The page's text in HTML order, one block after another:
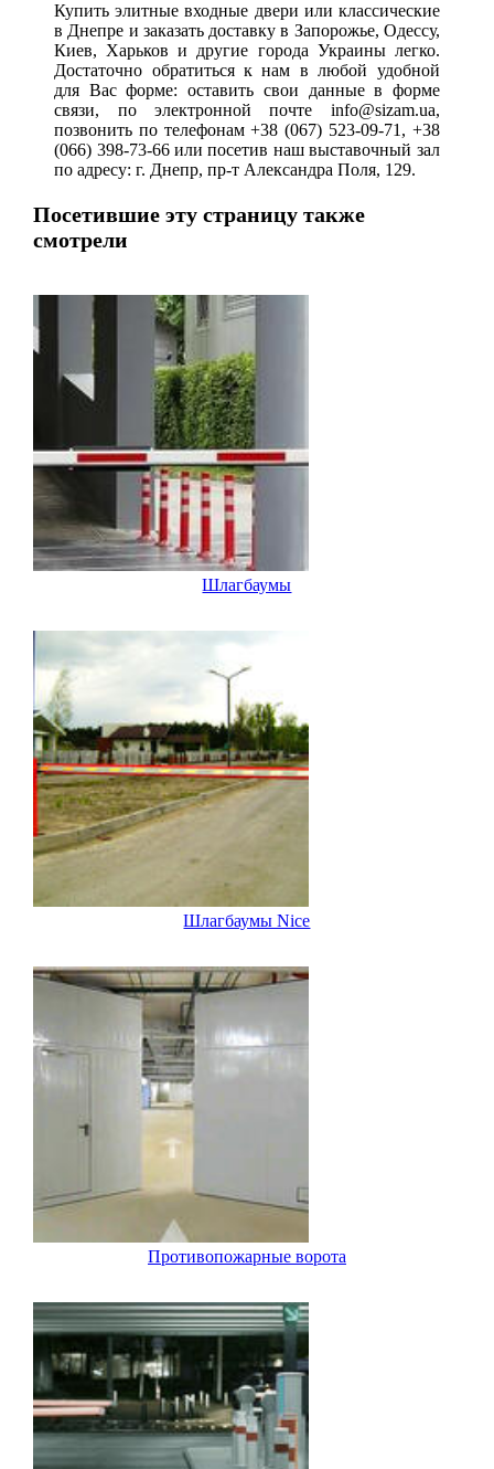
Купить элитные входные двери или классические
в Днепре и заказать доставку в Запорожье, Одессу,
Киев, Харьков и другие города Украины легко.
Достаточно обратиться к нам в любой удобной
для Вас форме: оставить свои данные в форме
связи, по электронной почте info@sizam.ua,
позвонить по телефонам+38 (067) 523-09-71 , +38
(066) 398-73-66или посетив наш выставочный зал
по адресу: г. Днепр, пр-т Александра Поля, 129.
Посетившие эту страницу также
смотрели
Шлагбаумы
Шлагбаумы Nice
Противопожарные ворота